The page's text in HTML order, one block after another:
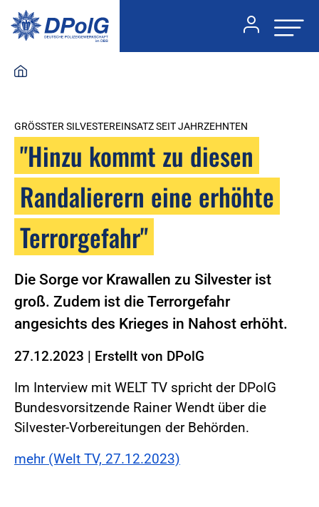
GRÖSSTER SILVESTEREINSATZ SEIT JAHRZEHNTEN
"Hinzu kommt zu diesen
Randalierern eine erhöhte
Terrorgefahr"
Die Sorge vor Krawallen zu Silvester ist
groß. Zudem ist die Terrorgefahr
angesichts des Krieges in Nahost erhöht.
27.12.2023 | Erstellt von DPolG
Im Interview mit WELT TV spricht der DPolG
Bundesvorsitzende Rainer Wendt über die
Silvester-Vorbereitungen der Behörden.
mehr (Welt TV, 27.12.2023)